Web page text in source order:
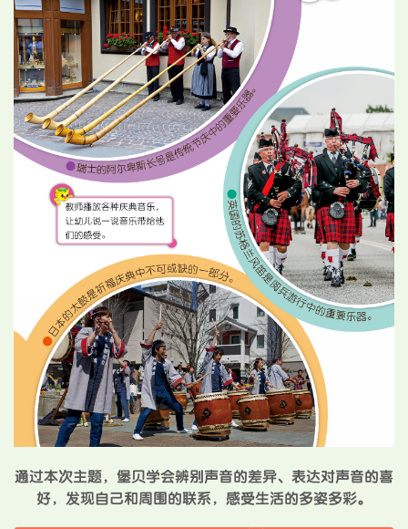
通过本次主题，堡贝学会辨别声音的差异、表达对声音的喜
好，发现自己和周围的联系，感受生活的多姿多彩。